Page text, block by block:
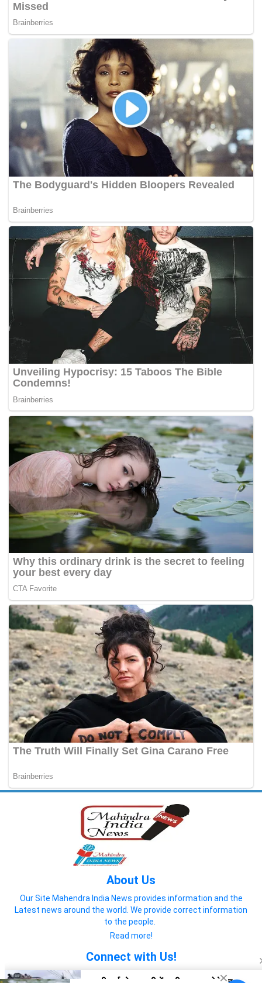
About Us
Our Site Mahendra India News provides information and the
Latest news around the world. We provide correct information
to the people.
Read more!
Connect with Us!